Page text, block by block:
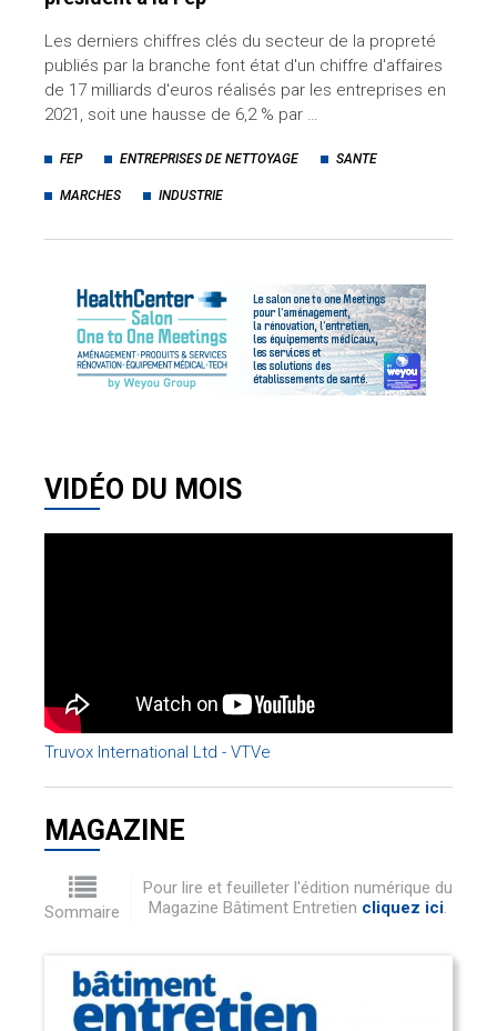
Les derniers chiffres clés du secteur de la propreté
publiés par la branche font état d'un chiffre d'affaires
de 17 milliards d'euros réalisés par les entreprises en
2021, soit une hausse de 6,2 % par …
FEP ENTREPRISES DE NETTOYAGE SANTE
MARCHES INDUSTRIE
VIDÉO DU MOIS
Truvox International Ltd - VTVe
MAGAZINE
Sommaire
Pour lire et feuilleter l'édition numérique du
Magazine Bâtiment Entretien cliquez ici.